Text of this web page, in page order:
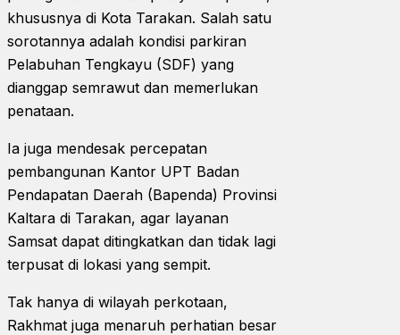
khususnya di Kota Tarakan. Salah satu
sorotannya adalah kondisi parkiran
Pelabuhan Tengkayu (SDF) yang
dianggap semrawut dan memerlukan
penataan.
Ia juga mendesak percepatan
pembangunan Kantor UPT Badan
Pendapatan Daerah (Bapenda) Provinsi
Kaltara di Tarakan, agar layanan
Samsat dapat ditingkatkan dan tidak lagi
terpusat di lokasi yang sempit.
Tak hanya di wilayah perkotaan,
Rakhmat juga menaruh perhatian besar